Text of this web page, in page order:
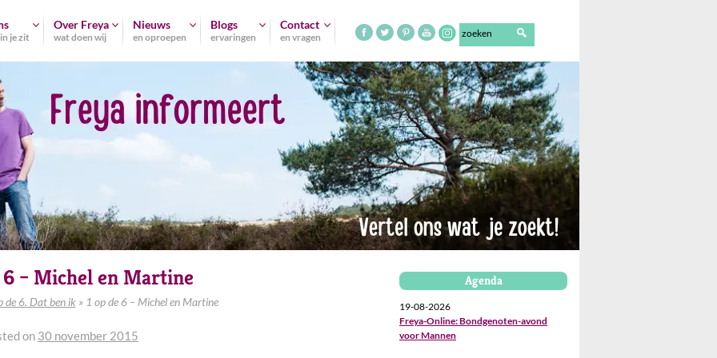
je zit
Over Freya
wat doen wij
Nieuws
en oproepen
Blogs
ervaringen
Contact
en vragen
6 – Michel en Martine
de 6. Dat ben ik» 1 op de 6 – Michel en Martine
on 30 november 2015
Agenda
19-08-2026
Freya-Online: Bondgenoten-avond
voor Mannen